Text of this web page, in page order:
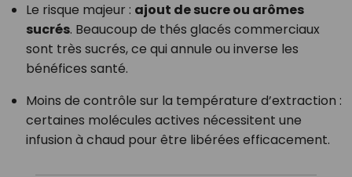
Le risque majeur : ajout de sucre ou arômes
sucrés. Beaucoup de thés glacés commerciaux
sont très sucrés, ce qui annule ou inverse les
bénéfices santé.
Moins de contrôle sur la température d’extraction :
certaines molécules actives nécessitent une
infusion à chaud pour être libérées efficacement.